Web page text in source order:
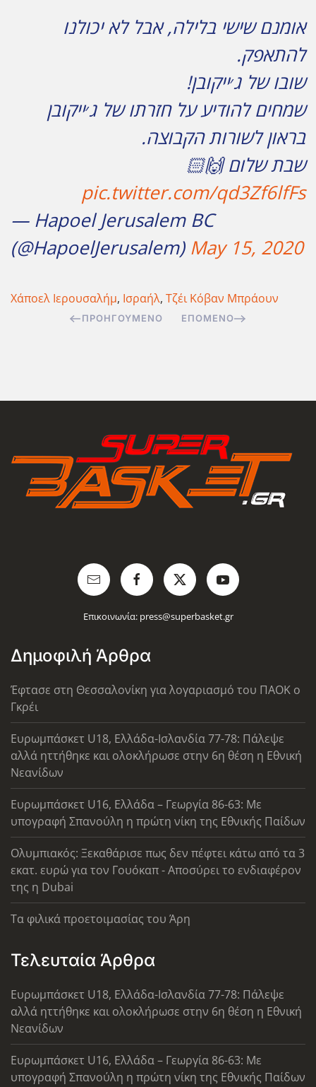
אומנם שישי בלילה, אבל לא יכולנו
להתאפק.
שובו של ג׳ייקובן!
שמחים להודיע על חזרתו של ג׳ייקובן
בראון לשורות הקבוצה.
שבת שלום 🙌🏻
pic.twitter.com/qd3Zf6lfFs
— Hapoel Jerusalem BC
(@HapoelJerusalem) May 15, 2020
Χάποελ Ιερουσαλήμ, Ισραήλ, Τζέι Κόβαν Μπράουν
ΠΡΟΗΓΟΎΜΕΝΟ ΕΠΌΜΕΝΟ
Επικοινωνία: press@superbasket.gr
Δημοφιλή Άρθρα
Έφτασε στη Θεσσαλονίκη για λογαριασμό του ΠΑΟΚ ο
Γκρέι
Ευρωμπάσκετ U18, Ελλάδα-Ισλανδία 77-78: Πάλεψε
αλλά ηττήθηκε και ολοκλήρωσε στην 6η θέση η Εθνική
Νεανίδων
Ευρωμπάσκετ U16, Ελλάδα – Γεωργία 86-63: Με
υπογραφή Σπανούλη η πρώτη νίκη της Εθνικής Παίδων
Ολυμπιακός: Ξεκαθάρισε πως δεν πέφτει κάτω από τα 3
εκατ. ευρώ για τον Γουόκαπ - Αποσύρει το ενδιαφέρον
της η Dubai
Τα φιλικά προετοιμασίας του Άρη
Τελευταία Άρθρα
Ευρωμπάσκετ U18, Ελλάδα-Ισλανδία 77-78: Πάλεψε
αλλά ηττήθηκε και ολοκλήρωσε στην 6η θέση η Εθνική
Νεανίδων
Ευρωμπάσκετ U16, Ελλάδα – Γεωργία 86-63: Με
υπογραφή Σπανούλη η πρώτη νίκη της Εθνικής Παίδων